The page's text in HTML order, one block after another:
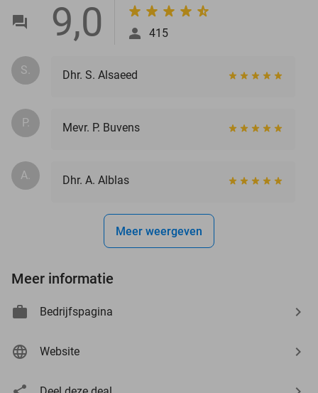
9,0 415
S. Dhr. S. Alsaeed
P. Mevr. P. Buvens
A. Dhr. A. Alblas
Meer weergeven
Meer informatie
Bedrijfspagina
Website